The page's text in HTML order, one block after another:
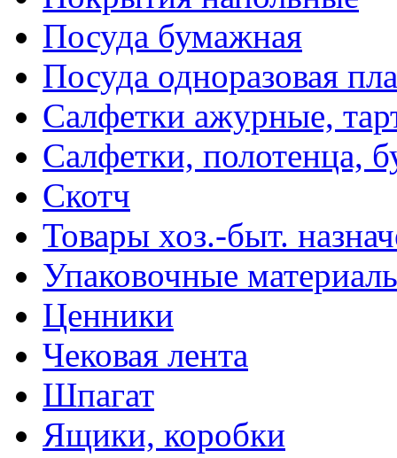
Посуда бумажная
Посуда одноразовая
Салфетки ажурные,
Салфетки, полотенца,
Скотч
Товары хоз.-быт.
Упаковочные
Ценники
Чековая лента
Шпагат
Ящики, коробки